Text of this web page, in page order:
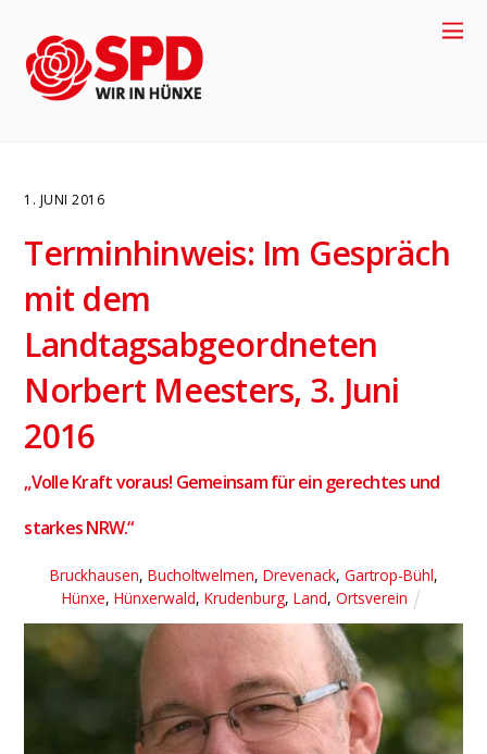
1. JUNI 2016
Terminhinweis: Im Gespräch
mit dem
Landtagsabgeordneten
Norbert Meesters, 3. Juni
2016
„Volle Kraft voraus! Gemeinsam für ein gerechtes und
starkes NRW.“
Bruckhausen, Bucholtwelmen, Drevenack, Gartrop-Bühl,
Hünxe, Hünxerwald, Krudenburg, Land, Ortsverein